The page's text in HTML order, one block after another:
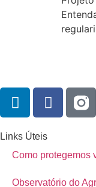
Links Úteis
Como protegemos
Observatório do